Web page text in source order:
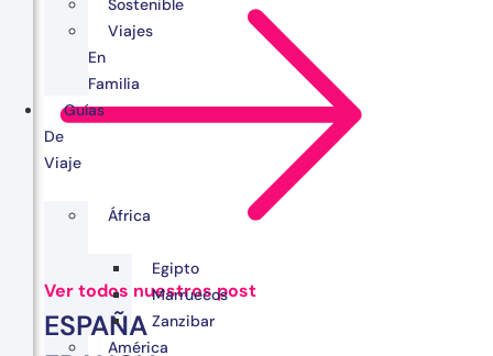
Ver todos nuestros post
ESPAÑA
Sostenible
Viajes
En
Familia
Guías
De
Viaje
África
Egipto
Marruecos
Zanzibar
América